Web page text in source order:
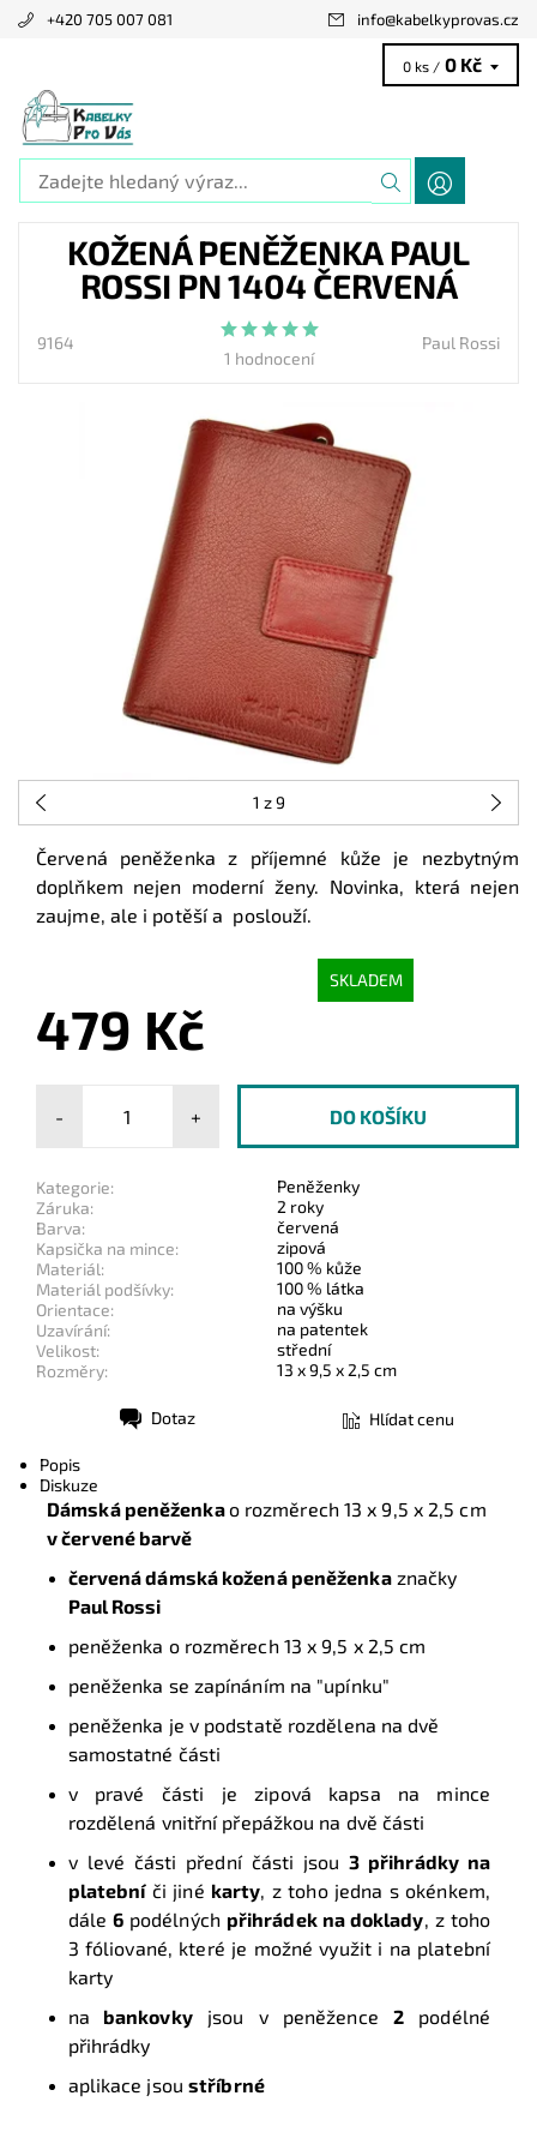
+420 705 007 081 info@kabelkyprovas.cz
0 ks / 0 Kč
KOŽENÁ PENĚŽENKA PAUL
ROSSI PN 1404 ČERVENÁ
9164
1 hodnocení
Paul Rossi
1 z 9
Červená peněženka z příjemné kůže je nezbytným
doplňkem nejen moderní ženy. Novinka, která nejen
zaujme, ale i potěší a poslouží.
SKLADEM
479 Kč
- +
Kategorie:
Peněženky
Záruka:
2 roky
Barva:
červená
Kapsička na mince:
zipová
Materiál:
100 % kůže
Materiál podšívky:
100 % látka
Orientace:
na výšku
Uzavírání:
na patentek
Velikost:
střední
Rozměry:
13 x 9,5 x 2,5 cm
Dotaz Hlídat cenu
Popis
Diskuze
Dámská peněženkao rozměrech 13 x 9,5 x 2,5 cm
v červené barvě
červená dámská kožená peněženkaznačky
Paul Rossi
peněženka o rozměrech 13 x 9,5 x 2,5 cm
peněženka se zapínáním na "upínku"
peněženka je v podstatě rozdělena na dvě
samostatné části
v pravé části je zipová kapsa na mince
rozdělená vnitřní přepážkou na dvě části
v levé části přední části jsou3 přihrádky na
platebníči jiné karty, z toho jedna s okénkem,
dále 6 podélných přihrádek na doklady, z toho
3 fóliované, které je možné využit i na platební
karty
na bankovkyjsou v peněžence 2 podélné
přihrádky
aplikace jsou stříbrné